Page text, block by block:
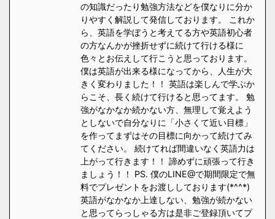
の知識だったり勉強方法などを僕なりに分か
りやすく解説して発信しております。 これか
ら、英語を学ぼうと考えてる方や英語初心者
の方なんかが挫折せずに続けて行ける様に
色々とお伝えして行こうと思っております。
僕は英語が出来る様になってから、人生が大
きく変わりました！！ 英語は楽しんで学ぶか
らこそ、長く続けて行けると思ってます。 勉
強がなかなか続かない方、無理して覚えよう
としないで自分なりに「小さくて近い目標」
を作ってまずはその目標に向かって続けてみ
てください。 続けてれば間違いなく英語力は
上がって行きます！！ 諦めずに頑張って行き
ましょう！！ PS. 僕のLINE@で期間限定で無
料でプレゼントをお渡ししております(*^^*)
英語がなかなか上達しない、勉強が続かない
と思ってらっしゃる方は是非ご登録頂いてプ